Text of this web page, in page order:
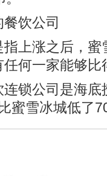
饮公司
上涨之后，
何一家能够比
锁公司是海
蜜雪冰城低了